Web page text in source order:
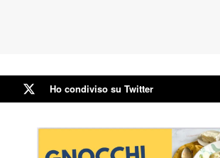
Ho condiviso su Twitter